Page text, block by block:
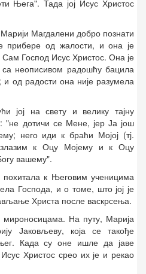
Њега". Тада јој Исус Христос
Магдалени добро познати
прибере од жалости, и она је
Господ Исус Христос. Она је
неописивом радошћу бацила
од радости она није разумела
јој на свету и велику тајну
"не дотичи се Мене, јер Ја још
него иди к браћи Мојој (тј.
к Оцу Мојему и к Оцу
вашему".
к Његовим ученицима
Господа, и о томе, што јој је
Христа после васкрсења.
На путу, Марија
Јаковљеву, која се такође
Када су оне ишле да јаве
Христос срео их је и рекао